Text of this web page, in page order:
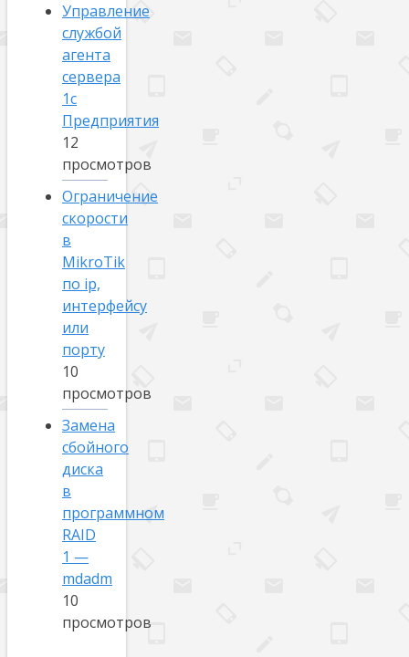
Управление
службой
агента
сервера
1с
Предприятия
12
просмотров
Ограничение
скорости
в
MikroTik
по ip,
интерфейсу
или
порту
10
просмотров
Замена
сбойного
диска
в
программном
RAID
1 —
mdadm
10
просмотров